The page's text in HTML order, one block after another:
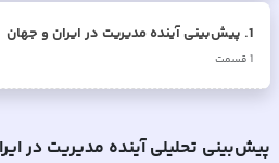
1
. پیش‌بینی آینده مدیریت در ایران و جهان
1قسمت
پیش‌بینی تحلیلی آینده مدیریت در